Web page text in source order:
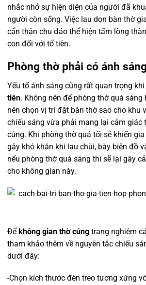
nhắc nhở sự hiện diện của người đã
người còn sống. Việc lau dọn bàn thờ
cẩn thận chu đáo thể hiện tấm lòng
con đối với tổ tiên.
Phòng thờ phải có ánh
Yếu tố ánh sáng cũng rất quan trọng khi
tiên. Không nên để phòng thờ quá sáng
nên chọn vị trí đặt bàn thờ sao cho khu
chiếu sáng vừa phải mang lại cảm giác
cúng. Khi phòng thờ quá tối sẽ khiến
gây khó khăn khi lau chùi, bày biện đồ
nếu phòng thờ quá sáng thì sẽ lại gây
cho không gian này.
Đểkhông gian thờ cúng trang nghiêm
tham khảo thêm về nguyên tắc chiếu
dưới đây:
-Chọn kích thước đèn treo tương xứng